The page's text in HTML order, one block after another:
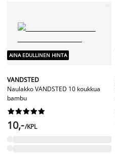
AINA EDULLINEN HINTA
VANDSTED
Naulakko VANDSTED 10 koukkua
bambu






10,-/KPL